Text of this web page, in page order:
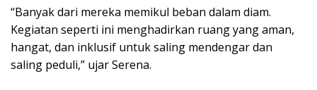
“Banyak dari mereka memikul beban dalam diam.
Kegiatan seperti ini menghadirkan ruang yang aman,
hangat, dan inklusif untuk saling mendengar dan
saling peduli,” ujar Serena.